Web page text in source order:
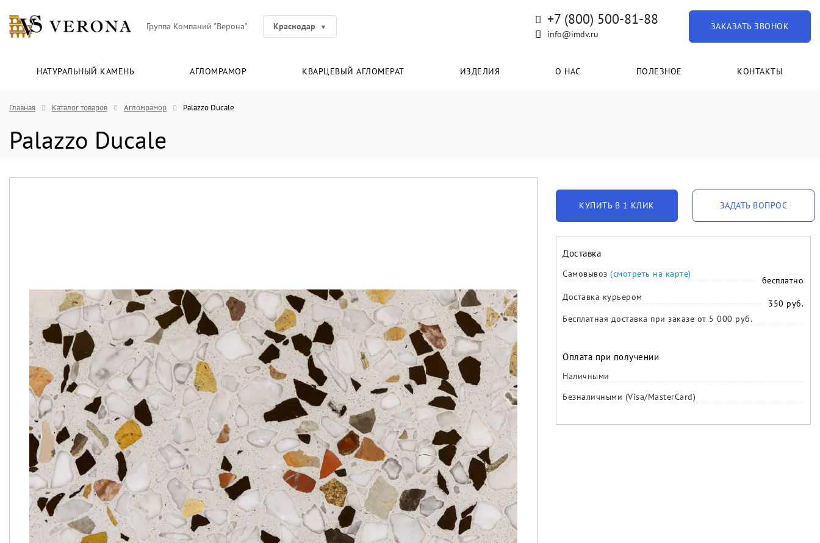
Группа Компаний "Верона" Краснодар +7 (800) 500-81-88
info@imdv.ru
ЗАКАЗАТЬ ЗВОНОК
НАТУРАЛЬНЫЙ КАМЕНЬ АГЛОМРАМОР КВАРЦЕВЫЙ АГЛОМЕРАТ ИЗДЕЛИЯ О НАС ПОЛЕЗНОЕ КОНТАКТЫ
Главная Каталог товаров Агломрамор Palazzo Ducale
Palazzo Ducale
КУПИТЬ В 1 КЛИК ЗАДАТЬ ВОПРОС
Доставка
Самовывоз (смотреть на карте)
бесплатно
Доставка курьером
350 руб.
Бесплатная доставка при заказе от 5 000 руб.
Оплата при получении
Наличными
Безналичными (Visa/MasterCard)